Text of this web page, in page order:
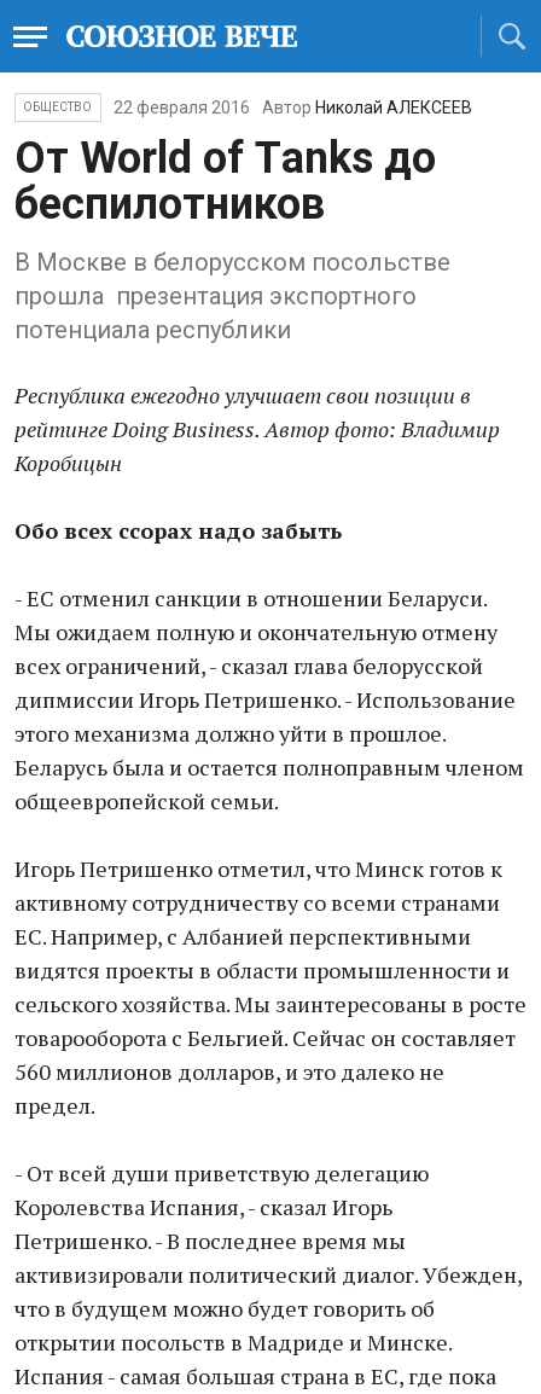
ОБЩЕСТВО 22 февраля 2016 Автор Николай АЛЕКСЕЕВ
От World of Тanks до
беспилотников
В Москве в белорусском посольстве
прошла презентация экспортного
потенциала республики
Республика ежегодно улучшает свои позиции в
рейтинге Doing Business. Автор фото: Владимир
Коробицын
Обо всех ссорах надо забыть
- ЕС отменил санкции в отношении Беларуси.
Мы ожидаем полную и окончательную отмену
всех ограничений, - сказал глава белорусской
дипмиссии Игорь Петришенко. - Использование
этого механизма должно уйти в прошлое.
Беларусь была и остается полноправным членом
общеевропейской семьи.
Игорь Петришенко отметил, что Минск готов к
активному сотрудничеству со всеми странами
ЕС. Например, с Албанией перспективными
видятся проекты в области промышленности и
сельского хозяйства. Мы заинтересованы в росте
товарооборота с Бельгией. Сейчас он составляет
560 миллионов долларов, и это далеко не
предел.
- От всей души приветствую делегацию
Королевства Испания, - сказал Игорь
Петришенко. - В последнее время мы
активизировали политический диалог. Убежден,
что в будущем можно будет говорить об
открытии посольств в Мадриде и Минске.
Испания - самая большая страна в ЕС, где пока